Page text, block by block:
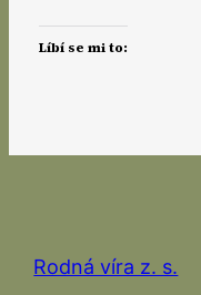
Líbí se mi to:
Rodná víra z. s.